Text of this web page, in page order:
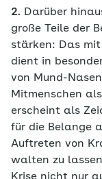
2. Darüber
große Teile der
stärken: Das
dient in
von Mund-
Mitmenschen
erscheint als
für die Belange
Auftreten von
walten zu